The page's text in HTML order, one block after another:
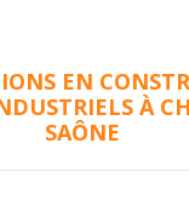
EN
À
SAÔNE